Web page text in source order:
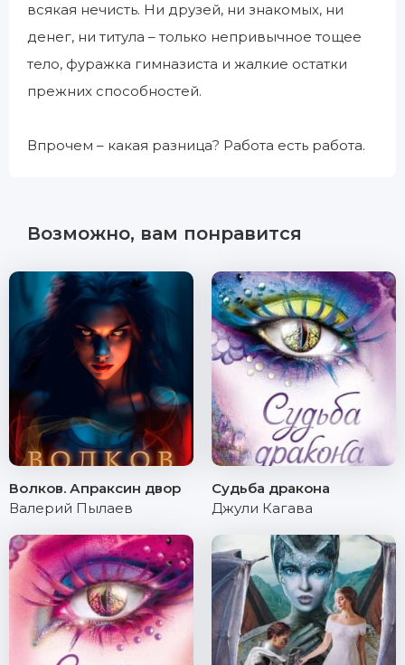
всякая нечисть. Ни друзей, ни знакомых, ни
денег, ни титула – только непривычное тощее
тело, фуражка гимназиста и жалкие остатки
прежних способностей.
Впрочем – какая разница? Работа есть работа.
Возможно, вам понравится
Волков. Апраксин двор
Валерий Пылаев
Судьба дракона
Джули Кагава